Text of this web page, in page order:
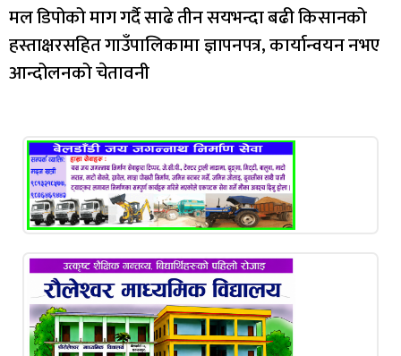
मल डिपोको माग गर्दै साढे तीन सयभन्दा बढी किसानको
हस्ताक्षरसहित गाउँपालिकामा ज्ञापनपत्र, कार्यान्वयन नभए
आन्दोलनको चेतावनी